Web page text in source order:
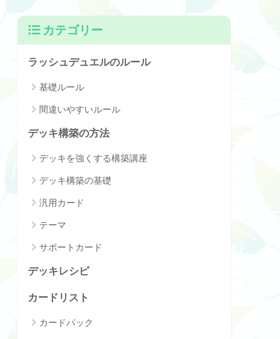
カテゴリー
ラッシュデュエルのルール
基礎ルール
間違いやすいルール
デッキ構築の方法
デッキを強くする構築講座
デッキ構築の基礎
汎用カード
テーマ
サポートカード
デッキレシピ
カードリスト
カードパック